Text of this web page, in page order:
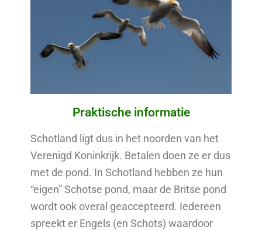
Praktische informatie
Schotland ligt dus in het noorden van het
Verenigd Koninkrijk. Betalen doen ze er dus
met de pond. In Schotland hebben ze hun
“eigen” Schotse pond, maar de Britse pond
wordt ook overal geaccepteerd. Iedereen
spreekt er Engels (en Schots) waardoor